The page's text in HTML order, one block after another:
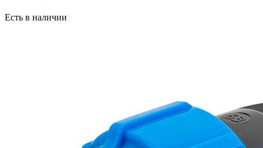
Есть в наличии